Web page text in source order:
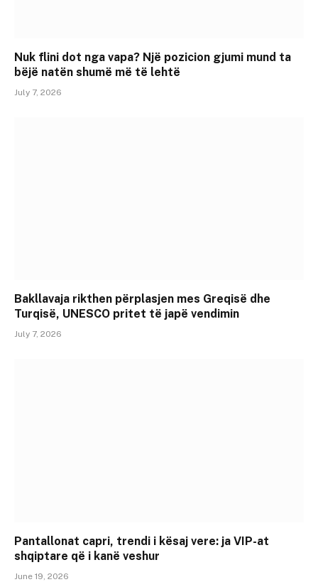
Nuk flini dot nga vapa? Një pozicion gjumi mund ta
bëjë natën shumë më të lehtë
July 7, 2026
Bakllavaja rikthen përplasjen mes Greqisë dhe
Turqisë, UNESCO pritet të japë vendimin
July 7, 2026
Pantallonat capri, trendi i kësaj vere: ja VIP-at
shqiptare që i kanë veshur
June 19, 2026